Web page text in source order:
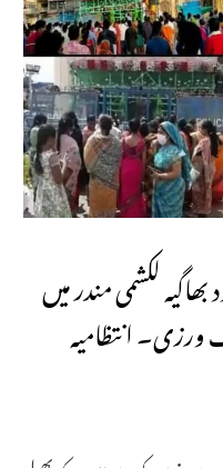
لکشمی مندر میں
کی خلاف ورزی۔ انتظامیہ